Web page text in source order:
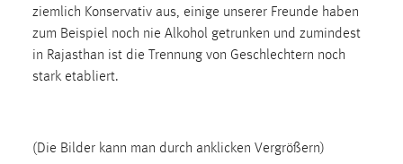
ziemlich Konservativ aus, einige unserer Freunde haben
zum Beispiel noch nie Alkohol getrunken und zumindest
in Rajasthan ist die Trennung von Geschlechtern noch
stark etabliert.
(Die Bilder kann man durch anklicken Vergrößern)